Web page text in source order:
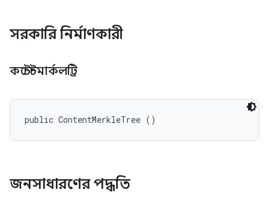
সরকারি নির্মাণকারী
কন্টেন্টমার্কলট্রি
public ContentMerkleTree ()
জনসাধারণের পদ্ধতি